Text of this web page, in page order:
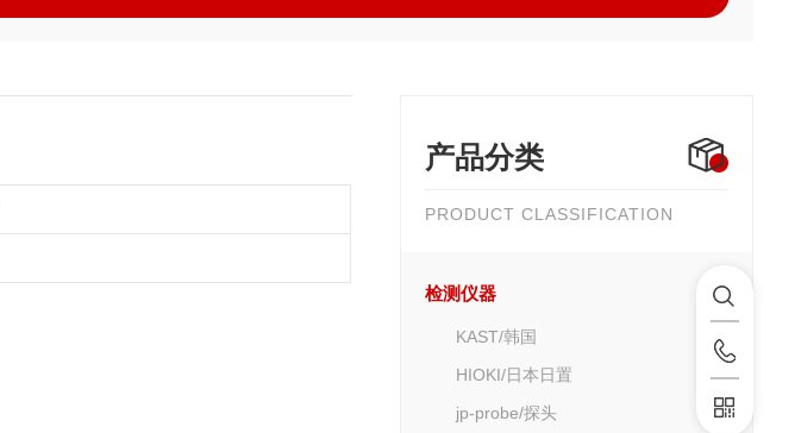
产品分类
PRODUCT CLASSIFICATION
检测仪器
KAST/韩国
HIOKI/日本日置
jp-probe/探头